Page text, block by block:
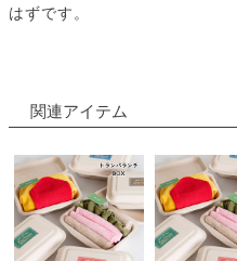
はずです。
関連アイテム